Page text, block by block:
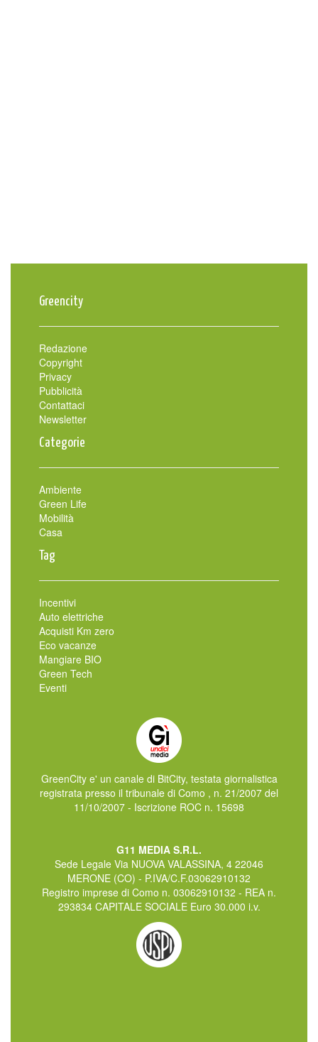
Greencity
Redazione
Copyright
Privacy
Pubblicità
Contattaci
Newsletter
Categorie
Ambiente
Green Life
Mobilità
Casa
Tag
Incentivi
Auto elettriche
Acquisti Km zero
Eco vacanze
Mangiare BIO
Green Tech
Eventi
GreenCity e' un canale di BitCity, testata giornalistica
registrata presso il tribunale di Como , n. 21/2007 del
11/10/2007 - Iscrizione ROC n. 15698
G11 MEDIA S.R.L.
Sede Legale Via NUOVA VALASSINA, 4 22046
MERONE (CO) - P.IVA/C.F.03062910132
Registro imprese di Como n. 03062910132 - REA n.
293834 CAPITALE SOCIALE Euro 30.000 i.v.